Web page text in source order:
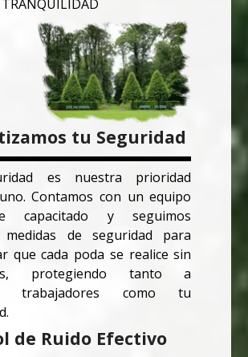
tu Seguridad
es nuestra prioridad
Contamos con un equipo
capacitado y seguimos
medidas de seguridad para
que cada poda se realice sin
protegiendo tanto a
trabajadores como tu
de Ruido Efectivo